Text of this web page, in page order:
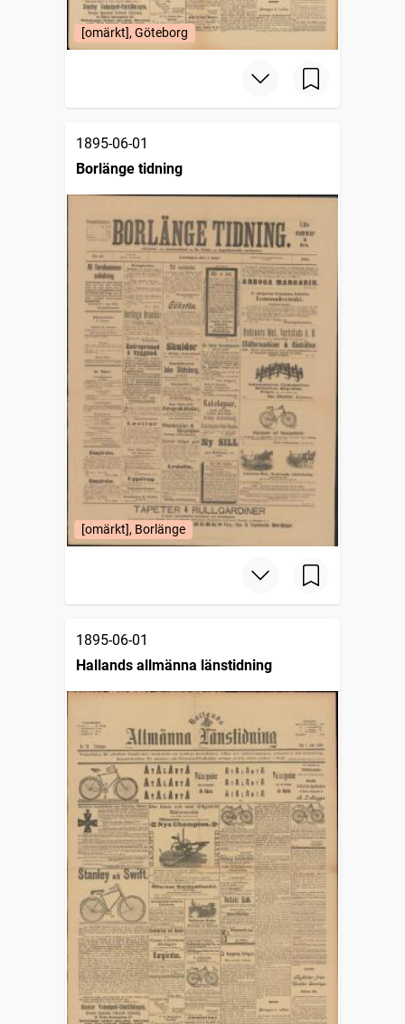
[omärkt], Göteborg
1895-06-01
Borlänge tidning
[omärkt], Borlänge
1895-06-01
Hallands allmänna länstidning